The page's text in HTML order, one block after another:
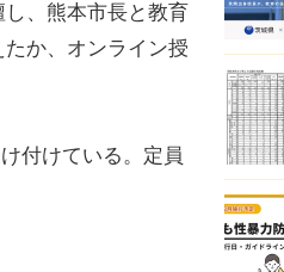
、熊本市長と教育
か、オンライン授
付けている。定員